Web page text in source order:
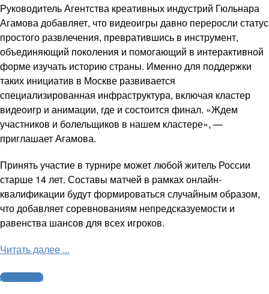
Руководитель Агентства креативных индустрий Гюльнара
Агамова добавляет, что видеоигры давно переросли статус
простого развлечения, превратившись в инструмент,
объединяющий поколения и помогающий в интерактивной
форме изучать историю страны. Именно для поддержки
таких инициатив в Москве развивается
специализированная инфраструктура, включая кластер
видеоигр и анимации, где и состоится финал. «Ждем
участников и болельщиков в нашем кластере», —
приглашает Агамова.
Принять участие в турнире может любой житель России
старше 14 лет. Составы матчей в рамках онлайн-
квалификации будут формироваться случайным образом,
что добавляет соревнованиям непредсказуемости и
равенства шансов для всех игроков.
Читать далее ...
Другие виды